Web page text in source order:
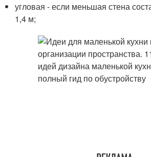
угловая ‑ если меньшая стена
1,4 м;